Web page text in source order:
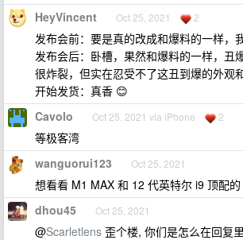
HeyVincent Oct 25, 2021 2
发布会前：要是真的改成和爆料的一样，
发布会后：卧槽，果然和爆料的一样，丑
很炸裂，但实在忍受不了这丑到爆的外观
开始发货：真香 😊
Cavolo Oct 25, 2021 via iPhone 2
等极客湾
wanguorui123 Oct 25, 2021
想看看 M1 MAX 和 12 代英特尔 i9 顶配
dhou45 Oct 25, 2021
@Scarletlens 歪个楼, 你们是怎么在回复